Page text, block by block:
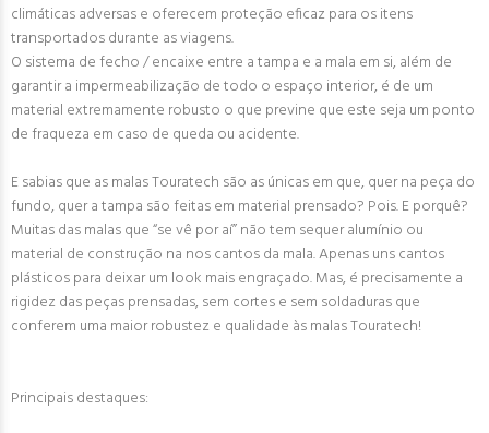
climáticas adversas e oferecem proteção eficaz para os itens
transportados durante as viagens.
O sistema de fecho / encaixe entre a tampa e a mala em si, além de
garantir a impermeabilização de todo o espaço interior, é de um
material extremamente robusto o que previne que este seja um ponto
de fraqueza em caso de queda ou acidente.
E sabias que as malas Touratech são as únicas em que, quer na peça do
fundo, quer a tampa são feitas em material prensado? Pois. E porquê?
Muitas das malas que “se vê por aí” não tem sequer alumínio ou
material de construção na nos cantos da mala. Apenas uns cantos
plásticos para deixar um look mais engraçado. Mas, é precisamente a
rigidez das peças prensadas, sem cortes e sem soldaduras que
conferem uma maior robustez e qualidade às malas Touratech!
Principais destaques: